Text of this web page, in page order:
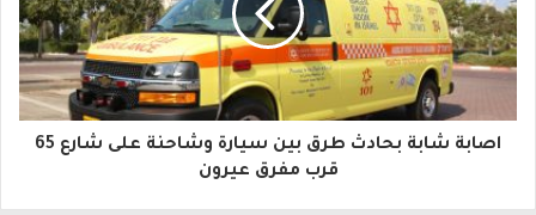
ك
ت
اصابة شابة بحادث طرق بين سيارة وشاحنة على شارع 65
قرب مفرق عيرون